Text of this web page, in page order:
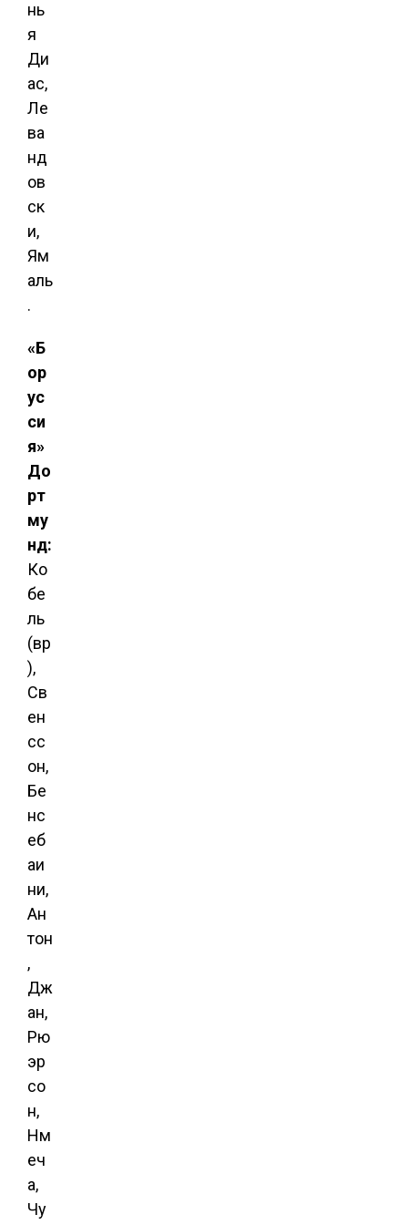
нь
я
Ди
ас,
Ле
ва
нд
ов
ск
и,
Ям
аль
.
«Б
ор
ус
си
я»
До
рт
му
нд:
Ко
бе
ль
(вр
),
Св
ен
сс
он,
Бе
нс
еб
аи
ни,
Ан
тон
,
Дж
ан,
Рю
эр
со
н,
Нм
еч
а,
Чу